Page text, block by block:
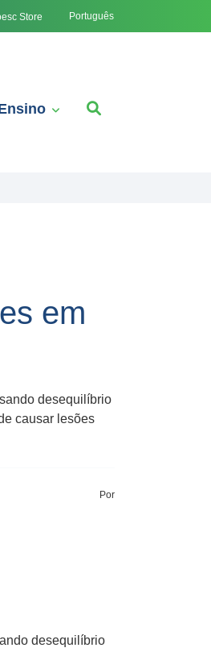
Store Português
em
desequilíbrio
causar lesões
Por
desequilíbrio